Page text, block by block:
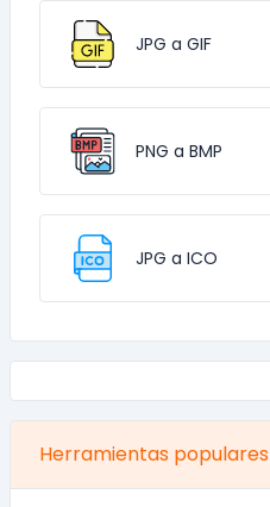
JPG a GIF
PNG a BMP
JPG a ICO
Herramientas populares